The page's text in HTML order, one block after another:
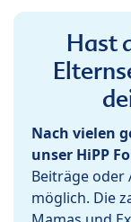
Hast
Nach vielen
unser HiPP
Beiträge
möglich. Die